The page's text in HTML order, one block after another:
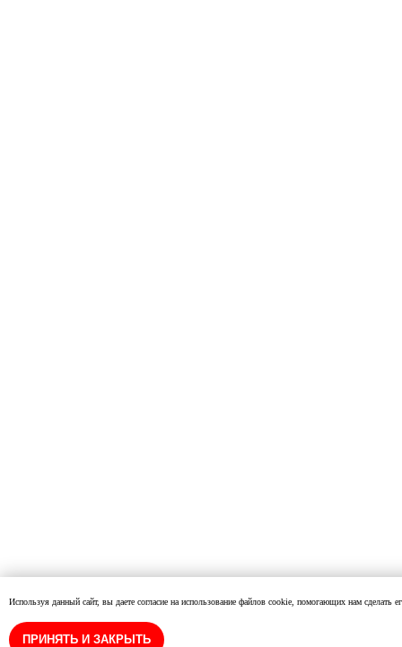
Используя данный сайт, вы даете согласие на использование файлов cookie, помогающих нам сделать
ПРИНЯТЬ И ЗАКРЫТЬ